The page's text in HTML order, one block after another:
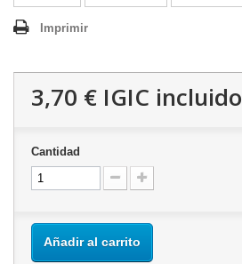
Imprimir
3,70 € IGIC incluido
Cantidad
Añadir al carrito